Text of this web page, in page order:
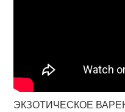
ЭКЗОТИЧЕСКОЕ